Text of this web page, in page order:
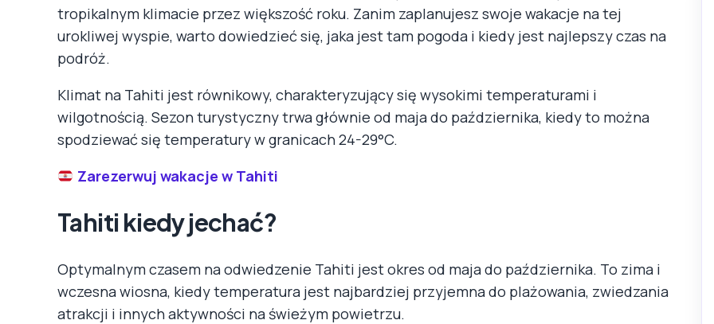
tropikalnym klimacie przez większość roku. Zanim zaplanujesz swoje wakacje na tej
urokliwej wyspie, warto dowiedzieć się, jaka jest tam pogoda i kiedy jest najlepszy czas na
podróż.
Klimat na Tahiti jest równikowy, charakteryzujący się wysokimi temperaturami i
wilgotnością. Sezon turystyczny trwa głównie od maja do października, kiedy to można
spodziewać się temperatury w granicach 24-29°C.
Zarezerwuj wakacje w Tahiti
Tahiti kiedy jechać?
Optymalnym czasem na odwiedzenie Tahiti jest okres od maja do października. To zima i
wczesna wiosna, kiedy temperatura jest najbardziej przyjemna do plażowania, zwiedzania
atrakcji i innych aktywności na świeżym powietrzu.